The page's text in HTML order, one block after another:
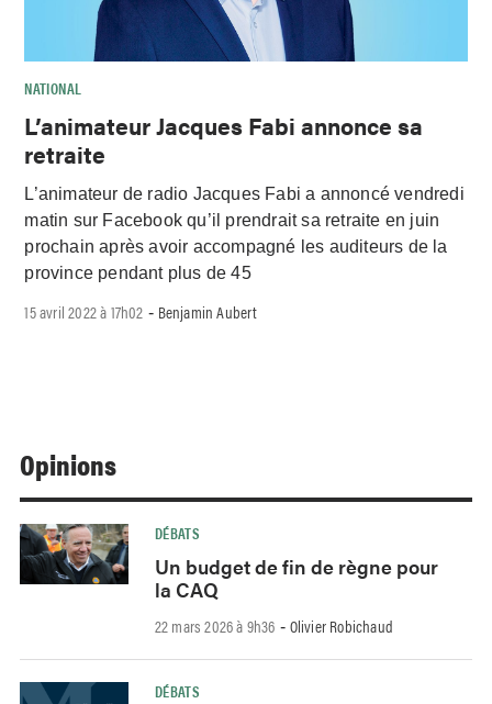
NATIONAL
L’animateur Jacques Fabi annonce sa
retraite
L’animateur de radio Jacques Fabi a annoncé vendredi
matin sur Facebook qu’il prendrait sa retraite en juin
prochain après avoir accompagné les auditeurs de la
province pendant plus de 45
15 avril 2022 à 17h02 - Benjamin Aubert
Opinions
DÉBATS
Un budget de fin de règne pour
la CAQ
22 mars 2026 à 9h36 - Olivier Robichaud
DÉBATS